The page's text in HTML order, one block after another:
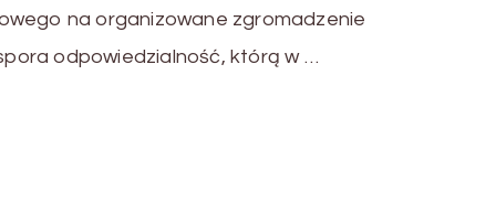
na organizowane zgromadzenie
odpowiedzialność, którą w …